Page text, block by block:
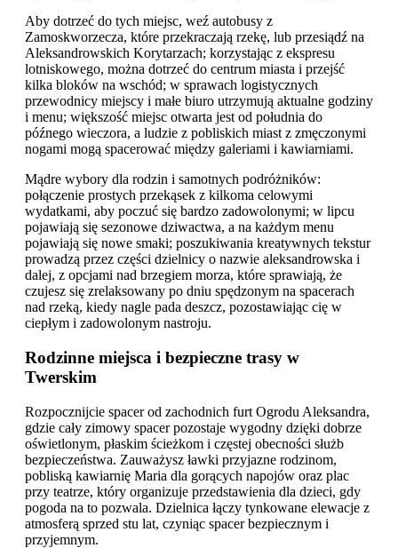
Aby dotrzeć do tych miejsc, weź autobusy z
Zamoskworzecza, które przekraczają rzekę, lub przesiądź na
Aleksandrowskich Korytarzach; korzystając z ekspresu
lotniskowego, można dotrzeć do centrum miasta i przejść
kilka bloków na wschód; w sprawach logistycznych
przewodnicy miejscy i małe biuro utrzymują aktualne godziny
i menu; większość miejsc otwarta jest od południa do
późnego wieczora, a ludzie z pobliskich miast z zmęczonymi
nogami mogą spacerować między galeriami i kawiarniami.
Mądre wybory dla rodzin i samotnych podróżników:
połączenie prostych przekąsek z kilkoma celowymi
wydatkami, aby poczuć się bardzo zadowolonymi; w lipcu
pojawiają się sezonowe dziwactwa, a na każdym menu
pojawiają się nowe smaki; poszukiwania kreatywnych tekstur
prowadzą przez części dzielnicy o nazwie aleksandrowska i
dalej, z opcjami nad brzegiem morza, które sprawiają, że
czujesz się zrelaksowany po dniu spędzonym na spacerach
nad rzeką, kiedy nagle pada deszcz, pozostawiając cię w
ciepłym i zadowolonym nastroju.
Rodzinne miejsca i bezpieczne trasy w
Twerskim
Rozpocznijcie spacer od zachodnich furt Ogrodu Aleksandra,
gdzie cały zimowy spacer pozostaje wygodny dzięki dobrze
oświetlonym, płaskim ścieżkom i częstej obecności służb
bezpieczeństwa. Zauważysz ławki przyjazne rodzinom,
pobliską kawiarnię Maria dla gorących napojów oraz plac
przy teatrze, który organizuje przedstawienia dla dzieci, gdy
pogoda na to pozwala. Dzielnica łączy tynkowane elewacje z
atmosferą sprzed stu lat, czyniąc spacer bezpiecznym i
przyjemnym.